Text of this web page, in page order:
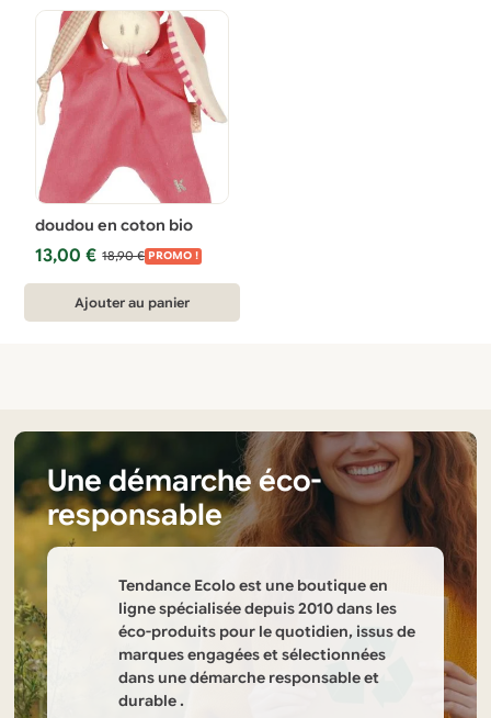
doudou en coton bio
18,90€
Le
initial
était :
13,00€
Le
actuel
est :
PROMO !
Ajouter au panier
Une démarche éco-
responsable
Tendance Ecolo est une boutique en
ligne spécialisée depuis 2010 dans les
éco-produits pour le quotidien, issus de
marques engagées et sélectionnées
dans une démarche responsable et
durable .